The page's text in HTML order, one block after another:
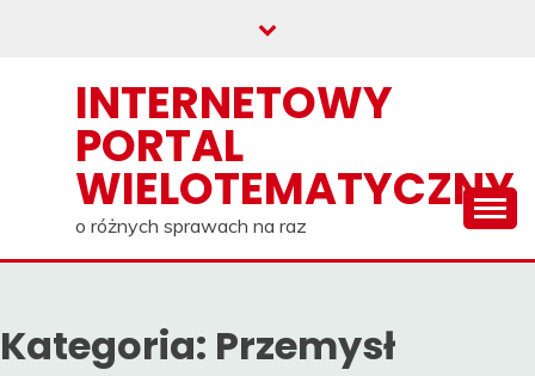
INTERNETOWY
PORTAL
WIELOTEMATYCZNY
o różnych sprawach na raz
Kategoria: Przemysł